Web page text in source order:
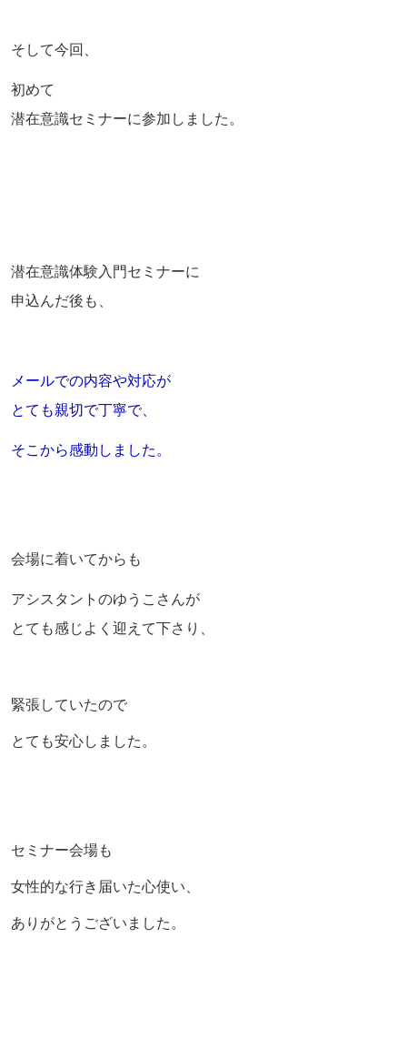
そして今回、
初めて
潜在意識セミナーに参加しました。
潜在意識体験入門セミナーに
申込んだ後も、
メールでの内容や対応が
とても親切で丁寧で、
そこから感動しました。
会場に着いてからも
アシスタントのゆうこさんが
とても感じよく迎えて下さり、
緊張していたので
とても安心しました。
セミナー会場も
女性的な行き届いた心使い、
ありがとうございました。